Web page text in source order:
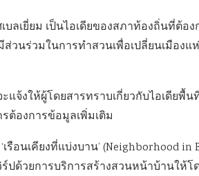
บลเยี่ยม เป็นไอเดียของสภาท้องถิ่นที่ต้อ
วนร่วมในการทำสวนเพื่อเปลี่ยนเมือง
จ้งให้ผู้โดยสารทราบเกี่ยวกับไอเดียพื้
ต้องการข้อมูลเพิ่มเติม
รือนเคียงที่แบ่งบาน’ (Neighborhood
ปด้วยการบริการสร้างสวนหน้าบ้านให้